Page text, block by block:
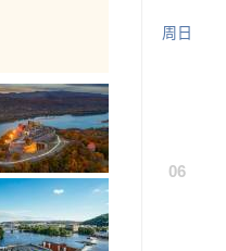
周日
06